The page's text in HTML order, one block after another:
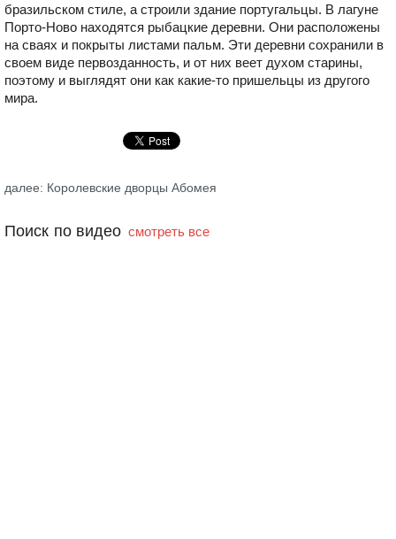
бразильском стиле, а строили здание португальцы. В лагуне
Порто-Ново находятся рыбацкие деревни. Они расположены
на сваях и покрыты листами пальм. Эти деревни сохранили в
своем виде первозданность, и от них веет духом старины,
поэтому и выглядят они как какие-то пришельцы из другого
мира.
далее: Королевские дворцы Абомея
Поиск по видео смотреть все